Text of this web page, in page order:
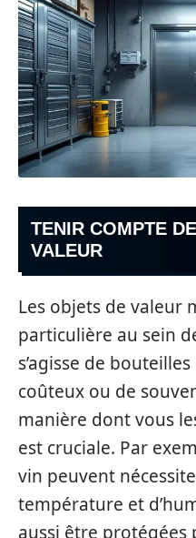
TENIR COMPTE
VALEUR
Les objets de valeur
particulière au sein
s’agisse de
coûteux ou de
manière dont vous
est cruciale. Par
vin peuvent
température et
aussi être protégées